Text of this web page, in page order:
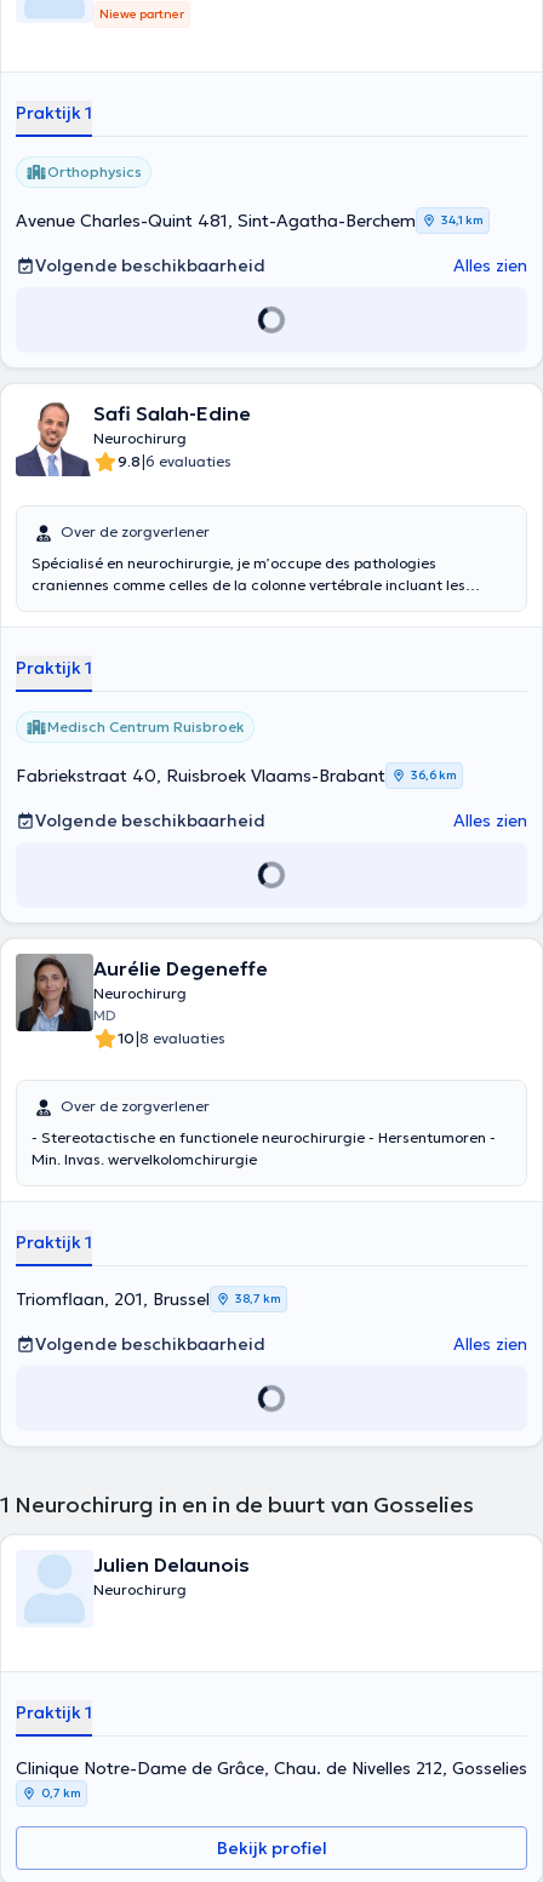
Niewe partner
Praktijk 1
Orthophysics
Avenue Charles-Quint 481, Sint-Agatha-Berchem 34,1 km
Volgende beschikbaarheid Alles zien
Safi Salah-Edine
Neurochirurg
9.8|6 evaluaties
Over de zorgverlener
Spécialisé en neurochirurgie, je m’occupe des pathologies
craniennes comme celles de la colonne vertébrale incluant les
Praktijk 1
Medisch Centrum Ruisbroek
Fabriekstraat 40, Ruisbroek Vlaams-Brabant 36,6 km
Volgende beschikbaarheid Alles zien
Aurélie Degeneffe
Neurochirurg
MD
10|8 evaluaties
Over de zorgverlener
- Stereotactische en functionele neurochirurgie - Hersentumoren -
Min. Invas. wervelkolomchirurgie
Praktijk 1
Triomflaan, 201, Brussel 38,7 km
Volgende beschikbaarheid Alles zien
1 Neurochirurg in en in de buurt van Gosselies
Julien Delaunois
Neurochirurg
Praktijk 1
Clinique Notre-Dame de Grâce, Chau. de Nivelles 212, Gosselies
0,7 km
Bekijk profiel